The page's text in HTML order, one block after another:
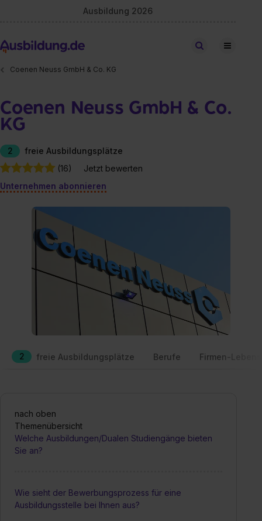
Ausbildung 2026
Stellen finden
Coenen Neuss GmbH & Co. KG
Coenen Neuss GmbH & Co.
KG
2
freie Ausbildungsplätze
(16)
Jetzt bewerten
Unternehmen abonnieren
2 freie Ausbildungsplätze Berufe Firmen-
nach oben
Themenübersicht
Welche Ausbildungen/Dualen Studiengänge bieten
Sie an?
Wie sieht der Bewerbungsprozess für eine
Ausbildungsstelle bei Ihnen aus?